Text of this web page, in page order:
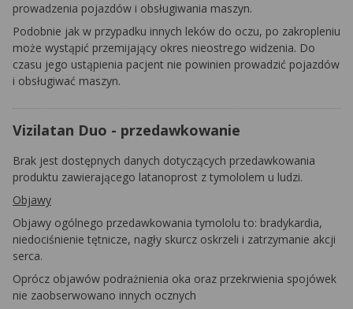
prowadzenia pojazdów i obsługiwania maszyn.
Podobnie jak w przypadku innych leków do oczu, po zakropleniu
może wystąpić przemijający okres nieostrego widzenia. Do
czasu jego ustąpienia pacjent nie powinien prowadzić pojazdów
i obsługiwać maszyn.
Vizilatan Duo - przedawkowanie
Brak jest dostępnych danych dotyczących przedawkowania
produktu zawierającego latanoprost z tymololem u ludzi.
Objawy
Objawy ogólnego przedawkowania tymololu to: bradykardia,
niedociśnienie tętnicze, nagły skurcz oskrzeli i zatrzymanie akcji
serca.
Oprócz objawów podrażnienia oka oraz przekrwienia spojówek
nie zaobserwowano innych ocznych